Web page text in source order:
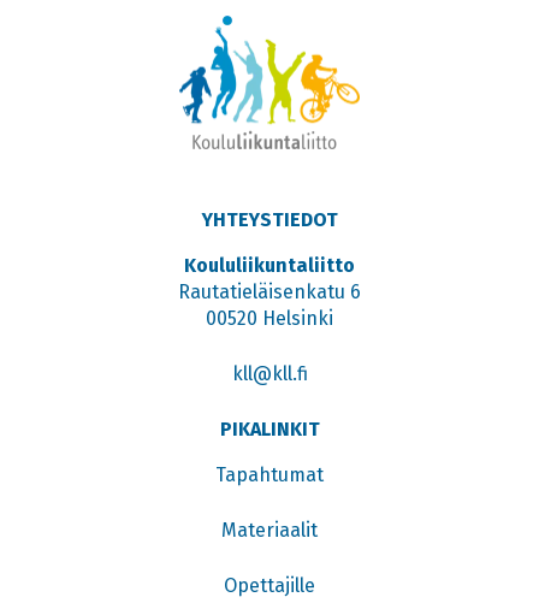
YHTEYSTIEDOT
Koululiikuntaliitto
Rautatieläisenkatu 6
00520 Helsinki
kll@kll.fi
PIKALINKIT
Tapahtumat
Materiaalit
Opettajille